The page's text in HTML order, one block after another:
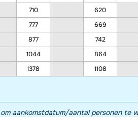
710 620
777 669
877 742
1044 864
1378 1108
aankomstdatum/aantal personen te